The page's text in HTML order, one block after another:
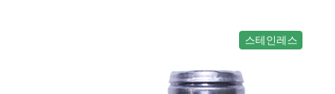
스테인레스